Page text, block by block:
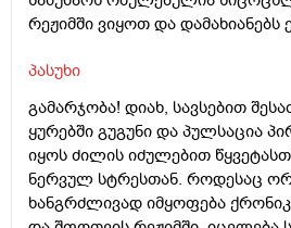
რეჟიმში ვიყოთ და დამახიანებს
პასუხი
გამარჯობა! დიახ, სავსებით
ყურებში გუგუნი და პულსაცია
იყოს ძილის იძულებით
ნერვულ სტრესთან. როდესაც
ხანგრძლივად იმყოფება